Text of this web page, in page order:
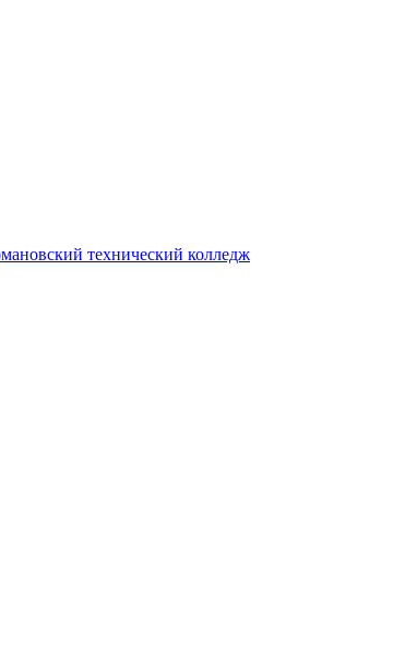
технический колледж